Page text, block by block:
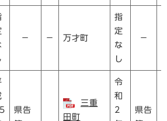
－ － 万才町
指
定
な
し
－
県告
三重
田町
令
和
2
県告